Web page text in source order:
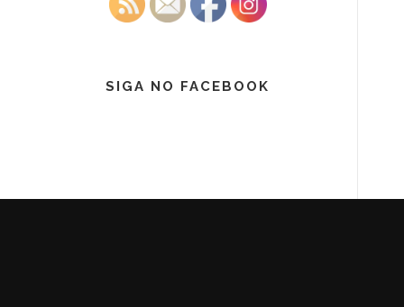
SIGA NO FACEBOOK